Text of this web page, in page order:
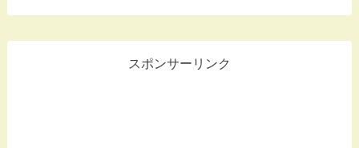
スポンサーリンク